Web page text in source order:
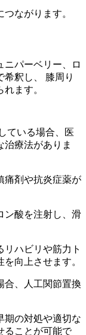
ながります。
ニパーベリー、ロ
釈し、 膝周り
ます。
ている場合、医
療法がありま
痛剤や抗炎症薬が
ン酸を注射し、滑
リハビリや筋力ト
向上させます。
合、人工関節置換
期の対処や適切な
ることが可能で